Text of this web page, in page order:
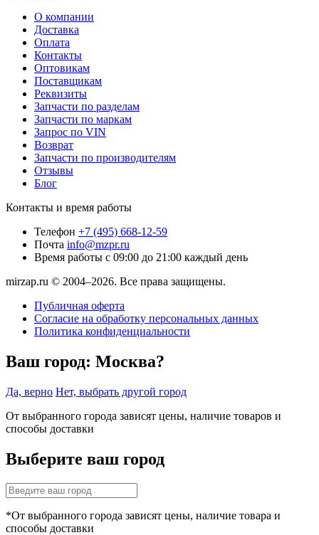
О компании
Доставка
Оплата
Контакты
Оптовикам
Поставщикам
Реквизиты
Запчасти по разделам
Запчасти по маркам
Запрос по VIN
Возврат
Запчасти по производителям
Отзывы
Блог
Контакты и время работы
Телефон +7 (495) 668-12-59
Почта info@mzpr.ru
Время работы с 09:00 до 21:00 каждый день
mirzap.ru © 2004–2026. Все права защищены.
Публичная оферта
Согласие на обработку персональных данных
Политика конфиденциальности
Ваш город: Москва?
Да, верно Нет, выбрать другой город
От выбранного города зависят цены, наличие товаров и
способы доставки
Выберите ваш город
*От выбранного города зависят цены, наличие товара и
способы доставки